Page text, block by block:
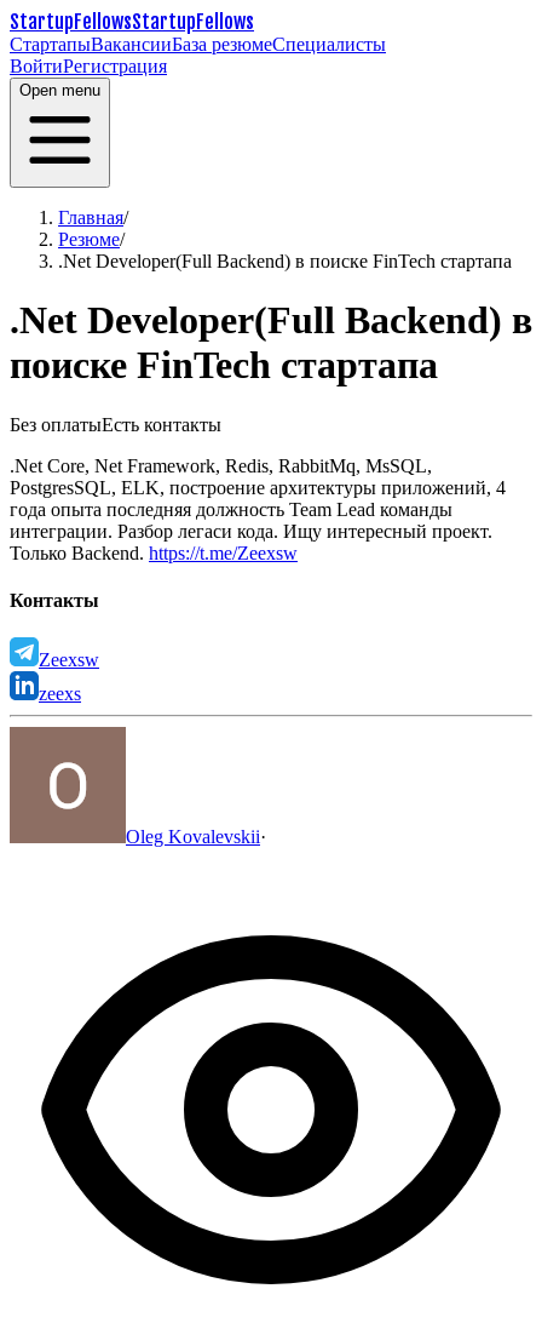
StartupFellowsStartupFellows
СтартапыВакансииБаза резюмеСпециалисты
ВойтиРегистрация
Open menu
Главная/
Резюме/
.Net Developer(Full Backend) в поиске FinTech стартапа
.Net Developer(Full Backend) в
поиске FinTech стартапа
Без оплатыЕсть контакты
.Net Core, Net Framework, Redis, RabbitMq, MsSQL,
PostgresSQL, ELK, построение архитектуры приложений, 4
года опыта последняя должность Team Lead команды
интеграции. Разбор легаси кода. Ищу интересный проект.
Только Backend. https://t.me/Zeexsw
Контакты
Zeexsw
zeexs
Oleg Kovalevskii·